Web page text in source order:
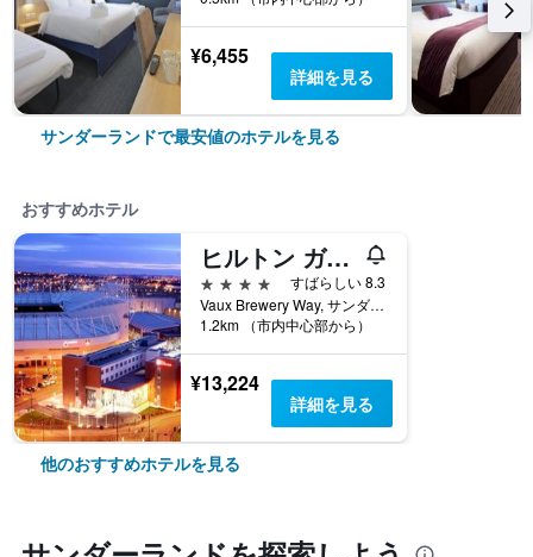
¥6,455
詳細を見る
サンダーランドで最安値のホテルを見る
おすすめホテル
ヒルトン ガーデン イン サンダーランド
4つ星
すばらしい 8.3
Vaux Brewery Way, サンダーランド, イギリス
1.2km （市内中心部から）
¥13,224
詳細を見る
他のおすすめホテルを見る